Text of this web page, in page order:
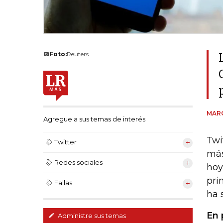
Foto:Reuters
Agregue a sus temas de interés
Twitter
Redes sociales
Fallas
Administre sus temas
ha
En